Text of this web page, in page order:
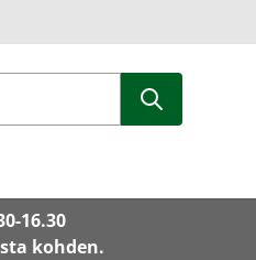
16.30
kohden.